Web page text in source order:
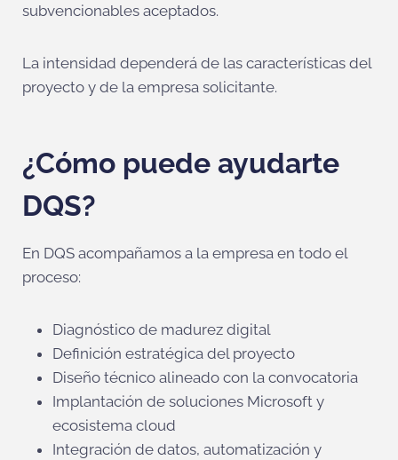
subvencionables aceptados.
La intensidad dependerá de las características del
proyecto y de la empresa solicitante.
¿Cómo puede ayudarte
DQS?
En DQS acompañamos a la empresa en todo el
proceso:
Diagnóstico de madurez digital
Definición estratégica del proyecto
Diseño técnico alineado con la convocatoria
Implantación de soluciones Microsoft y
ecosistema cloud
Integración de datos, automatización y